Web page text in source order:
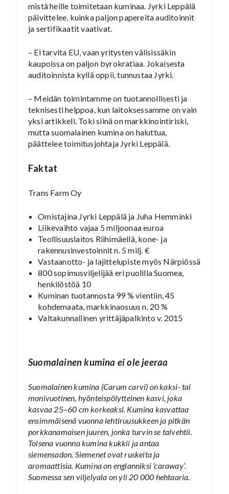
mistä heille toimitetaan kuminaa. Jyrki Leppälä
päivittelee, kuinka paljon papereita auditoinnit
ja sertifikaatit vaativat.
– Ei tarvita EU, vaan yritysten välisissäkin
kaupoissa on paljon byrokratiaa. Jokaisesta
auditoinnista kyllä oppii, tunnustaa Jyrki.
– Meidän toimintamme on tuotannollisesti ja
teknisesti helppoa, kun laitoksessamme on vain
yksi artikkeli. Toki siinä on markkinointiriski,
mutta suomalainen kumina on haluttua,
päättelee toimitusjohtaja Jyrki Leppälä.
Faktat
Trans Farm Oy
Omistajina Jyrki Leppälä ja Juha Hemminki
Liikevaihto vajaa 5 miljoonaa euroa
Teollisuuslaitos Riihimäellä, kone- ja
rakennusinvestoinnit n. 5 milj. €
Vastaanotto- ja lajittelupiste myös Närpiössä
800 sopimusviljelijää eri puolilla Suomea,
henkilöstöä 10
Kuminan tuotannosta 99 % vientiin, 45
kohdemaata, markkinaosuus n. 20 %
Valtakunnallinen yrittäjäpalkinto v. 2015
Suomalainen kumina ei ole jeeraa
Suomalainen kumina (Carum carvi) on kaksi- tai
monivuotinen, hyönteispölytteinen kasvi, joka
kasvaa 25–60 cm korkeaksi. Kumina kasvattaa
ensimmäisenä vuonna lehtiruusukkeen ja pitkän
porkkanamaisen juuren, jonka turvin se talvehtii.
Toisena vuonna kumina kukkii ja antaa
siemensadon. Siemenet ovat ruskeita ja
aromaattisia. Kumina on englanniksi ‘caraway’.
Suomessa sen viljelyala on yli 20 000 hehtaaria.